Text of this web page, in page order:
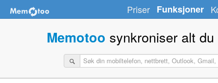
Priser Funksjoner
Memotoo synkroniser alt